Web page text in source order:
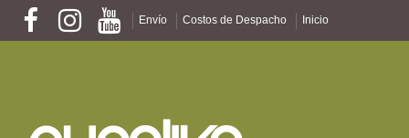
Envío Costos de Despacho Inicio